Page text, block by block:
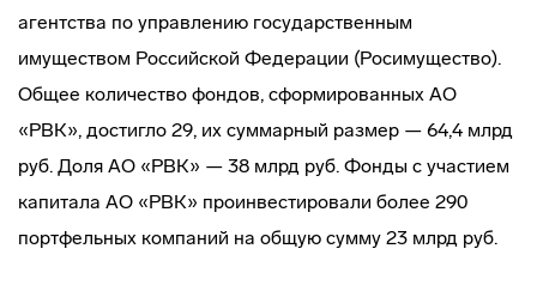
агентства по управлению государственным
имуществом Российской Федерации (Росимущество).
Общее количество фондов, сформированных АО
«РВК», достигло 29, их суммарный размер — 64,4 млрд
руб. Доля АО «РВК» — 38 млрд руб. Фонды с участием
капитала АО «РВК» проинвестировали более 290
портфельных компаний на общую сумму 23 млрд руб.